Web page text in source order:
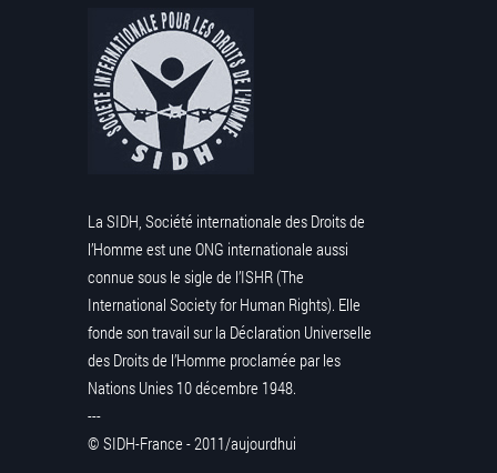
La SIDH, Société internationale des Droits de
l’Homme est une ONG internationale aussi
connue sous le sigle de l’ISHR (The
International Society for Human Rights). Elle
fonde son travail sur la Déclaration Universelle
des Droits de l’Homme proclamée par les
Nations Unies 10 décembre 1948.
---
© SIDH-France - 2011/aujourdhui